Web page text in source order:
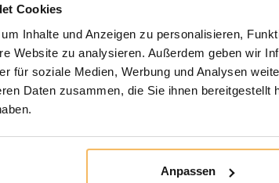
Cookies
Inhalte und Anzeigen zu personalisieren,
Website zu analysieren. Außerdem geben wir
für soziale Medien, Werbung und Analysen
Daten zusammen, die Sie ihnen bereitgestellt
Anpassen